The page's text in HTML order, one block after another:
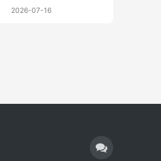
2026-07-16